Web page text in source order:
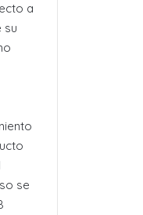
a
su
se